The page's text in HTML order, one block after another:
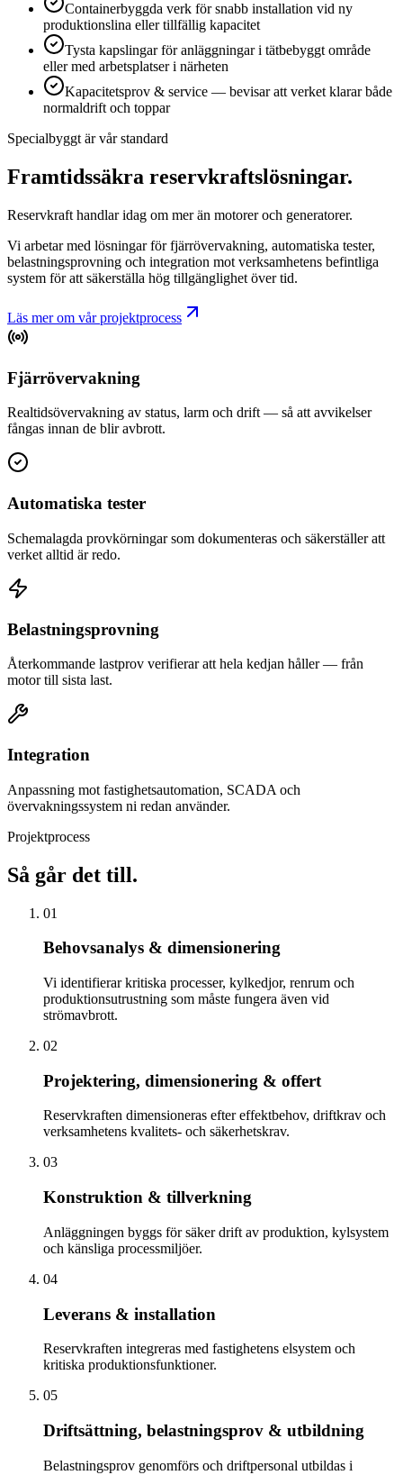
Containerbyggda verk för snabb installation vid ny
produktionslina eller tillfällig kapacitet
Tysta kapslingar för anläggningar i tätbebyggt område
eller med arbetsplatser i närheten
Kapacitetsprov & service — bevisar att verket klarar både
normaldrift och toppar
Specialbyggt är vår standard
Framtidssäkra reservkraftslösningar.
Reservkraft handlar idag om mer än motorer och generatorer.
Vi arbetar med lösningar för fjärrövervakning, automatiska tester,
belastningsprovning och integration mot verksamhetens befintliga
system för att säkerställa hög tillgänglighet över tid.
Läs mer om vår projektprocess
Fjärrövervakning
Realtidsövervakning av status, larm och drift — så att avvikelser
fångas innan de blir avbrott.
Automatiska tester
Schemalagda provkörningar som dokumenteras och säkerställer att
verket alltid är redo.
Belastningsprovning
Återkommande lastprov verifierar att hela kedjan håller — från
motor till sista last.
Integration
Anpassning mot fastighetsautomation, SCADA och
övervakningssystem ni redan använder.
Projektprocess
Så går det till.
01
Behovsanalys & dimensionering
Vi identifierar kritiska processer, kylkedjor, renrum och
produktionsutrustning som måste fungera även vid
strömavbrott.
02
Projektering, dimensionering & offert
Reservkraften dimensioneras efter effektbehov, driftkrav och
verksamhetens kvalitets- och säkerhetskrav.
03
Konstruktion & tillverkning
Anläggningen byggs för säker drift av produktion, kylsystem
och känsliga processmiljöer.
04
Leverans & installation
Reservkraften integreras med fastighetens elsystem och
kritiska produktionsfunktioner.
05
Driftsättning, belastningsprov & utbildning
Belastningsprov genomförs och driftpersonal utbildas i